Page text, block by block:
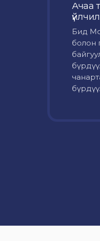
Ачаа
Бид
болон